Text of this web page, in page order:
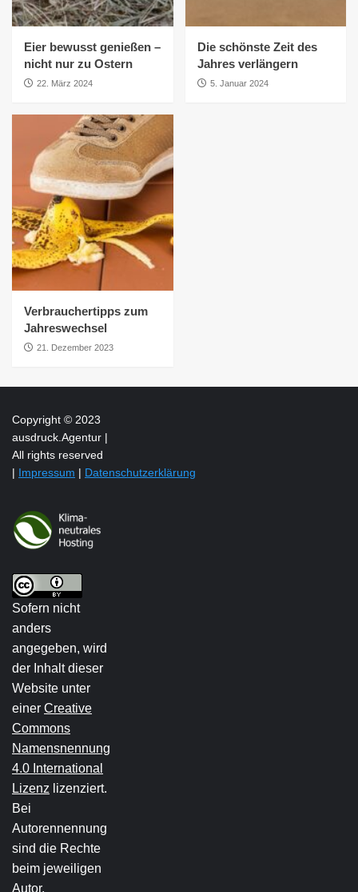
Eier bewusst genießen –
nicht nur zu Ostern
22. März 2024
Die schönste Zeit des
Jahres verlängern
5. Januar 2024
Verbrauchertipps zum
Jahreswechsel
21. Dezember 2023
Copyright © 2023
ausdruck.Agentur |
All rights reserved
| Impressum | Datenschutzerklärung
Sofern nicht
anders
angegeben, wird
der Inhalt dieser
Website unter
einer Creative
Commons
Namensnennung
4.0 International
Lizenz lizenziert.
Bei
Autorennennung
sind die Rechte
beim jeweiligen
Autor.